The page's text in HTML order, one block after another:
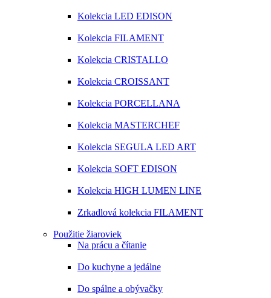
Kolekcia LED EDISON
Kolekcia FILAMENT
Kolekcia CRISTALLO
Kolekcia CROISSANT
Kolekcia PORCELLANA
Kolekcia MASTERCHEF
Kolekcia SEGULA LED ART
Kolekcia SOFT EDISON
Kolekcia HIGH LUMEN LINE
Zrkadlová kolekcia FILAMENT
Použitie žiaroviek
Na prácu a čítanie
Do kuchyne a jedálne
Do spálne a obývačky